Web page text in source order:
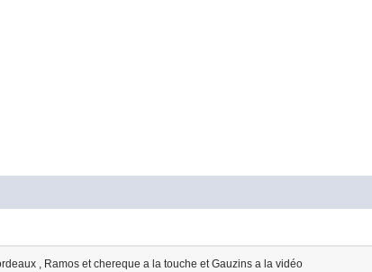
, Ramos et chereque a la touche et Gauzins a la vidéo